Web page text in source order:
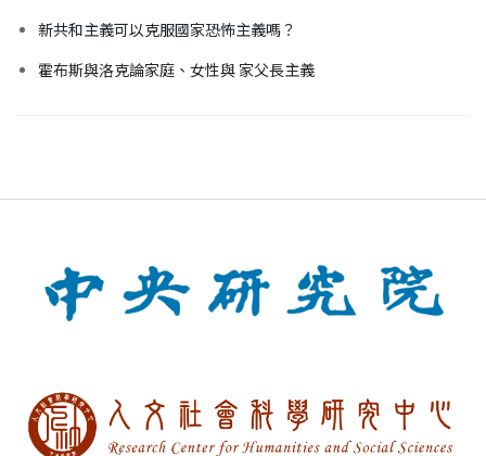
新共和主義可以克服國家恐怖主義嗎？
霍布斯與洛克論家庭、女性與 家父長主義